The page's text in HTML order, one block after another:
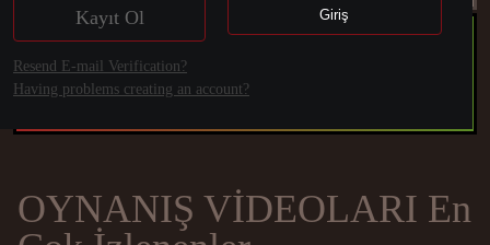
YENİ SUNUCULARA
KAYIT OL!
FELIS, PANDORA, AGARTHA, ZERO
OYNANIŞ VİDEOLARI En
Kayıt Ol Giriş
Resend E-mail Verification?
Having problems creating an account?